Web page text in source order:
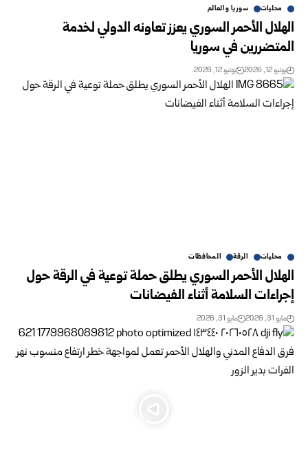
محليات سوريا والعالم
الهلال الأحمر السوري يعزز تعاونه الدولي لخدمة
المتضررين في سوريا
يونيو 12, 2026 يونيو 12, 2026
محليات الرقة المحافظات
الهلال الأحمر السوري يطلق حملة توعية في الرقة حول
إجراءات السلامة أثناء الفيضانات
مايو 31, 2026 مايو 31, 2026